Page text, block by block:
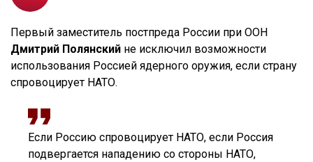
Первый заместитель постпреда России при ООН
Дмитрий Полянский не исключил возможности
использования Россией ядерного оружия, если страну
спровоцирует НАТО.
Если Россию спровоцирует НАТО, если Россия
подвергается нападению со стороны НАТО,